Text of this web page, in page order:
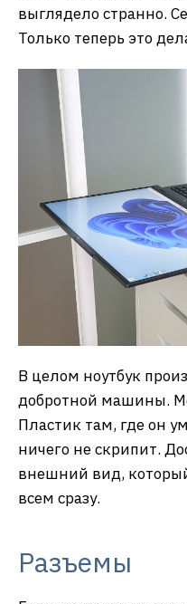
выглядело странно.
Только теперь это
В целом ноутбук
добротной машины.
Пластик там, где он
ничего не скрипит.
внешний вид,
всем сразу.
Разъемы